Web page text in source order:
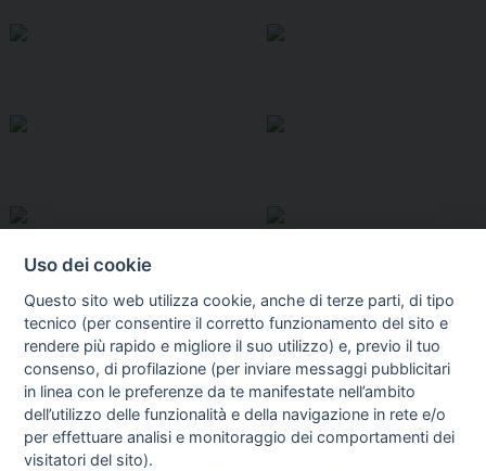
I libri Vedi tutti
FASCISTISSIMA
Uso dei cookie
Questo sito web utilizza cookie, anche di terze parti, di tipo
tecnico (per consentire il corretto funzionamento del sito e
rendere più rapido e migliore il suo utilizzo) e, previo il tuo
consenso, di profilazione (per inviare messaggi pubblicitari
in linea con le preferenze da te manifestate nell’ambito
dell’utilizzo delle funzionalità e della navigazione in rete e/o
per effettuare analisi e monitoraggio dei comportamenti dei
visitatori del sito).